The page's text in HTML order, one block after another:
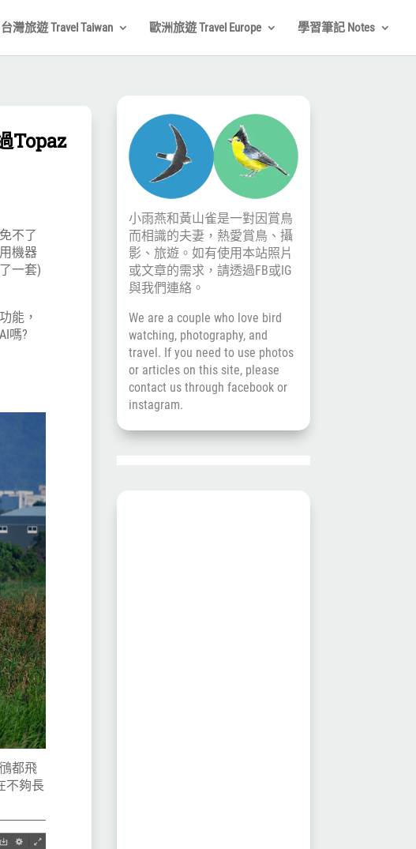
台灣旅遊 Travel Taiwan 歐洲旅遊 Travel Europe 學習筆記 Notes
Topaz
不了
機器
一套)
能，
嗎?
都飛
不夠長
小雨燕和黃山雀是一對因賞鳥
而相識的夫妻，熱愛賞鳥、攝
影、旅遊。如有使用本站照片
或文章的需求，請透過FB或IG
與我們連絡。
We are a couple who love bird
watching, photography, and
travel. If you need to use photos
or articles on this site, please
contact us through facebookor
instagram.